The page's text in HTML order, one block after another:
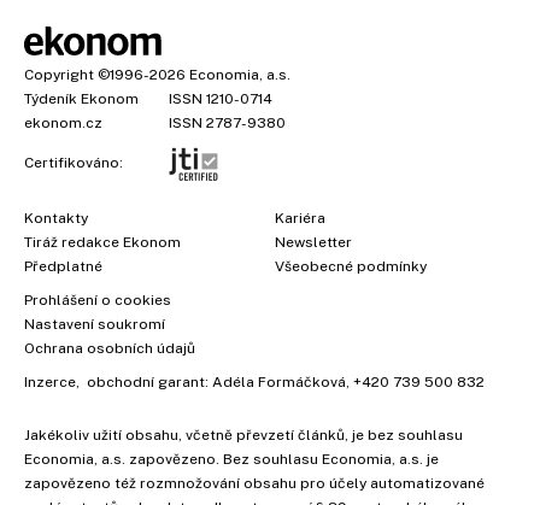
Copyright ©1996-2026 Economia, a.s.
Týdeník Ekonom
ISSN 1210-0714
ekonom.cz
ISSN 2787-9380
Certifikováno:
Kontakty
Tiráž redakce Ekonom
Předplatné
Kariéra
Newsletter
Všeobecné podmínky
Prohlášení o cookies
Nastavení soukromí
Ochrana osobních údajů
Inzerce , obchodní garant: Adéla Formáčková +420 739 500 832
Jakékoliv užití obsahu, včetně převzetí článků, je bez souhlasu
Economia, a.s. zapovězeno. Bez souhlasu Economia, a.s. je
zapovězeno též rozmnožování obsahu pro účely automatizované